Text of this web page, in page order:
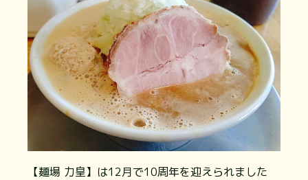
【麺場 力皇】は12月で10周年を迎えられました